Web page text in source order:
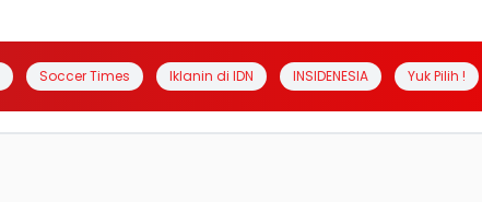
Soccer Times Iklanin di IDN INSIDENESIA Yuk Pilih !